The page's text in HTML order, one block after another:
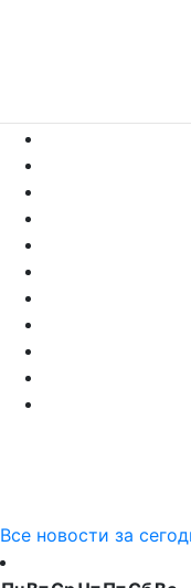
Все новости за